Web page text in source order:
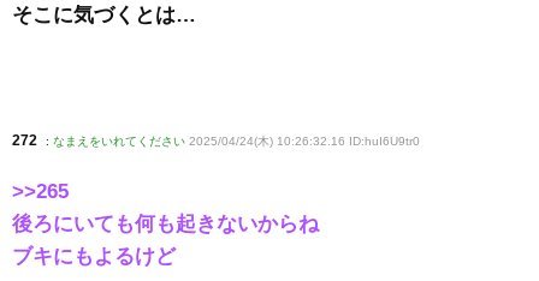
そこに気づくとは…
272 : なまえをいれてください 2025/04/24(木) 10:26:32.16 ID:huI6U9tr0
>>265
後ろにいても何も起きないからね
ブキにもよるけど